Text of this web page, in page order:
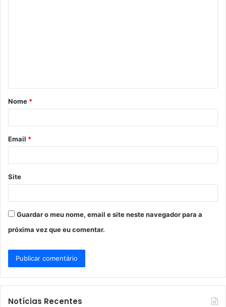
á
r
*
Nome *
Email *
Site
Guardar o meu nome, email e site neste navegador para a
próxima vez que eu comentar.
Notícias Recentes